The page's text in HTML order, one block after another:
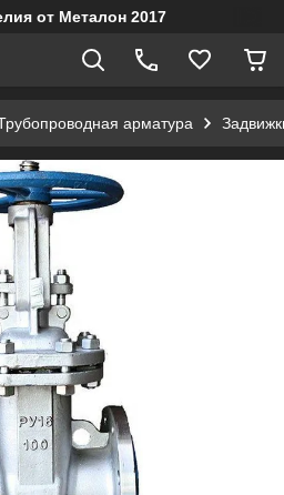
от Металон 2017
арматура